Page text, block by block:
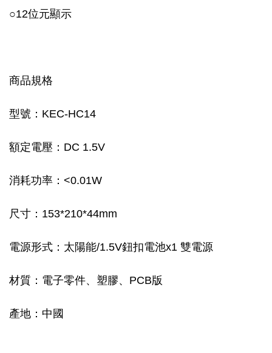
○12位元顯示
商品規格
型號：KEC-HC14
額定電壓：DC 1.5V
消耗功率：<0.01W
尺寸：153*210*44mm
電源形式：太陽能/1.5V鈕扣電池x1 雙電源
材質：電子零件、塑膠、PCB版
產地：中國